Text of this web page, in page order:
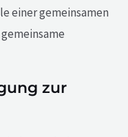
einer gemeinsamen
zur